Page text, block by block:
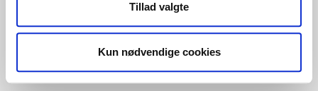
Tillad valgte
Kun nødvendige cookies